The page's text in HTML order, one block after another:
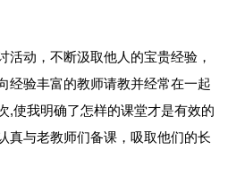
活动，不断汲取他人的宝贵经验，
经验丰富的教师请教并经常在一起
,使我明确了怎样的课堂才是有效的
真与老教师们备课，吸取他们的长